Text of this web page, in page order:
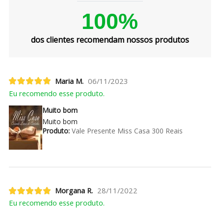
100%
dos clientes recomendam nossos produtos
Maria M. 06/11/2023
Eu recomendo esse produto.
Muito bom
Muito bom
Produto:Vale Presente Miss Casa 300 Reais
Morgana R. 28/11/2022
Eu recomendo esse produto.